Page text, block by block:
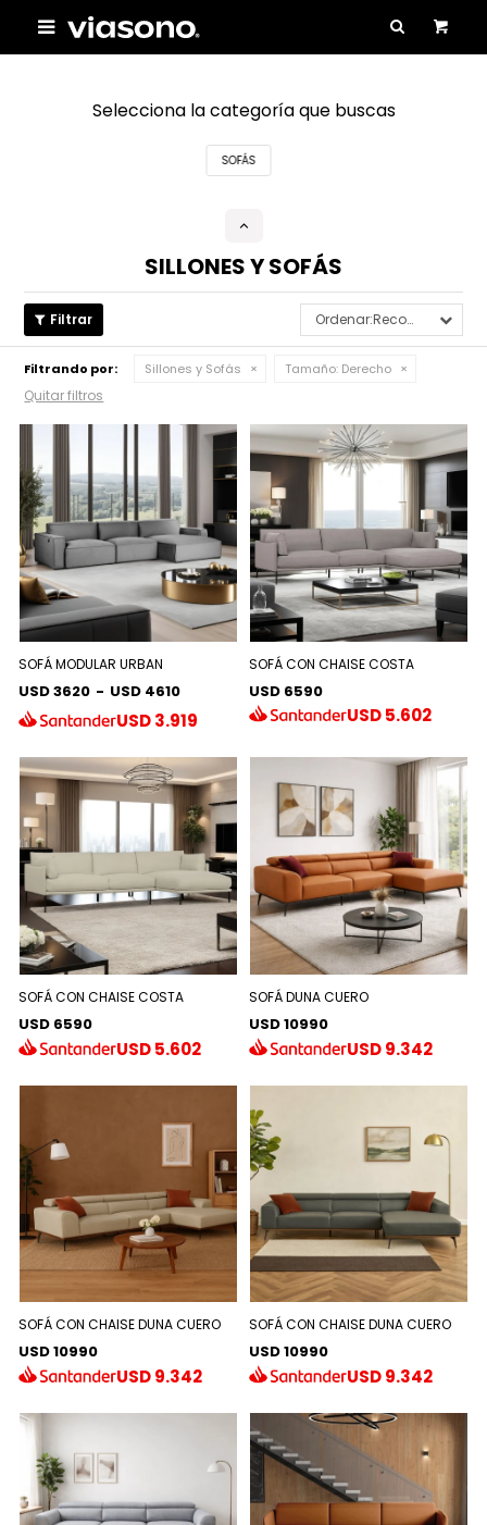

Selecciona la categoría que buscas
SOFÁS
SILLONES Y SOFÁS
Recomendados
Filtrando por: Sillones y Sofás Tamaño: Derecho
Quitar filtros
SOFÁ MODULAR URBAN
USD 3620 - USD 4610
USD3.919
SOFÁ CON CHAISE COSTA
USD 6590
USD5.602
SOFÁ CON CHAISE COSTA
USD 6590
USD5.602
SOFÁ DUNA CUERO
USD 10990
USD9.342
SOFÁ CON CHAISE DUNA CUERO
USD 10990
USD9.342
SOFÁ CON CHAISE DUNA CUERO
USD 10990
USD9.342